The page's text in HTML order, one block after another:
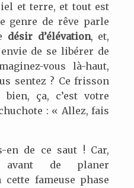
et terre, et tout est
genre de rêve parle
désir d’élévation, et,
de se libérer de
vous là-haut,
sentez ? Ce frisson
bien, ça, c’est votre
: « Allez, fais
en de ce saut ! Car,
avant de planer
fameuse phase